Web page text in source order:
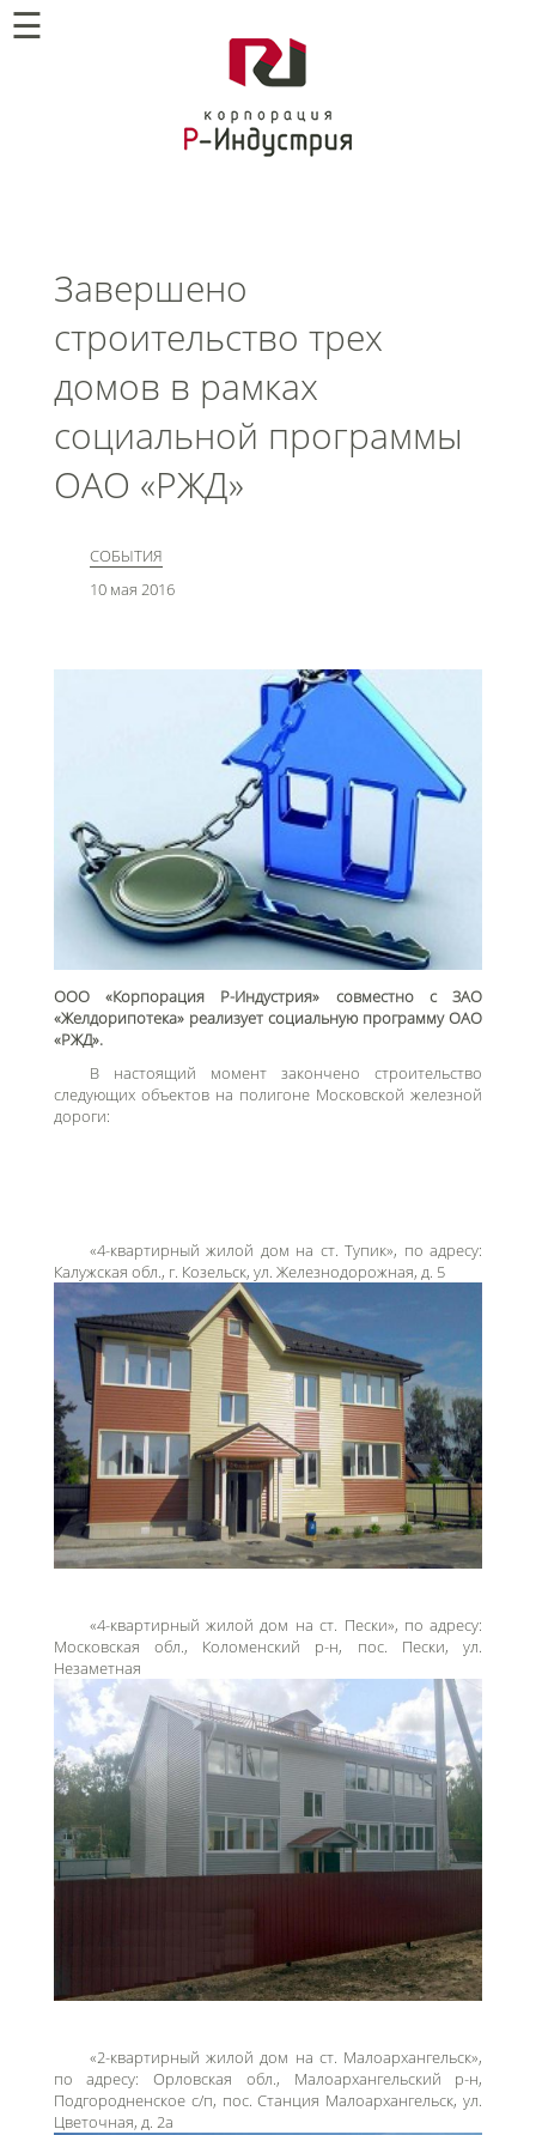
☰
Завершено
строительство трех
домов в рамках
социальной программы
ОАО «РЖД»
СОБЫТИЯ
10 мая 2016
ООО «Корпорация Р-Индустрия» совместно с ЗАО
«Желдорипотека» реализует социальную программу ОАО
«РЖД».
В настоящий момент закончено строительство
следующих объектов на полигоне Московской железной
дороги:
«4-квартирный жилой дом на ст. Тупик», по адресу:
Калужская обл., г. Козельск, ул. Железнодорожная, д. 5
«4-квартирный жилой дом на ст. Пески», по адресу:
Московская обл., Коломенский р-н, пос. Пески, ул.
Незаметная
«2-квартирный жилой дом на ст. Малоархангельск»,
по адресу: Орловская обл., Малоархангельский р-н,
Подгородненское с/п, пос. Станция Малоархангельск, ул.
Цветочная, д. 2а